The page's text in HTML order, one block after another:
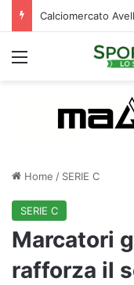
Menu
Home / SERIE C
SERIE C
Marcatori
rafforza il